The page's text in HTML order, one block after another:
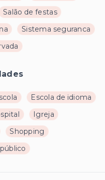
Salão de festas
Sistema seguranca
Escola de idioma
Igreja
Shopping